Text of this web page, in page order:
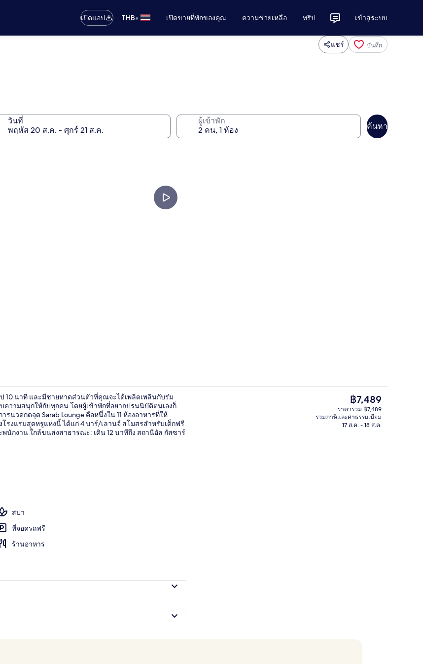
เปิดแอป
THB• เปิดขายที่พักของคุณ ความช่วยเหลือ ทริป เข้าสู่ระบบ
แชร์ บันทึก
วันที่ ผู้เข้าพัก
ค้นหา
วิวจากที่พัก วิวจากห้องพัก
ป 10 นาที และมีชายหาดส่วนตัวที่คุณจะได้เพลิดเพลินกับร่ม
ความสนุกให้กับทุกคน โดยผู้เข้าพักที่อยากปรนนิบัติตนเองก็
วดกดจุด Sarab Lounge คือหนึ่งใน 11 ห้องอาหารที่ให้
รงแรมสุดหรูแห่งนี้ ได้แก่ 4 บาร์/เลานจ์ สโมสรสำหรับเด็กฟรี
นักงาน ใกล้ขนส่งสาธารณะ: เดิน 12 นาทีถึง สถานีอัล กัสซาร์
สปา
ที่จอดรถฟรี
ร้านอาหาร
ราคา
ปัจจุบัน
฿7,489
฿7,489
ราคารวม ฿7,489
รวมภาษีและค่าธรรมเนียม
17 ส.ค. - 18 ส.ค.